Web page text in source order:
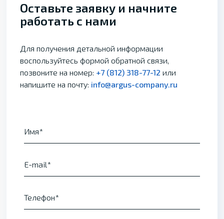
Оставьте заявку и начните
работать с нами
Для получения детальной информации
воспользуйтесь формой обратной связи,
позвоните на номер: +7 (812) 318-77-12 или
напишите на почту: info@argus-company.ru
Имя
E-mail
Телефон